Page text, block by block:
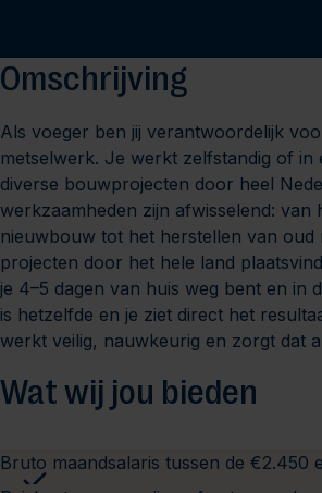
Omschrijving
Als voeger ben jij verantwoordelijk
metselwerk. Je werkt zelfstandig of in
diverse bouwprojecten door heel
werkzaamheden zijn afwisselend: van
nieuwbouw tot het herstellen van oud
projecten door het hele land
je 4–5 dagen van huis weg bent en in
is hetzelfde en je ziet direct het
werkt veilig, nauwkeurig en zorgt dat
Wat wij jou bieden
Bruto maandsalaris tussen de €2.450